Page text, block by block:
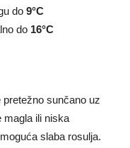
do 9°C
do 16°C
sunčano uz
magla ili niska
slaba rosulja.